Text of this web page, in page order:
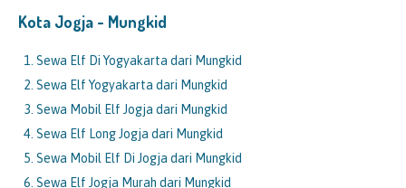
Kota Jogja - Mungkid
Sewa Elf Di Yogyakarta dari Mungkid
Sewa Elf Yogyakarta dari Mungkid
Sewa Mobil Elf Jogja dari Mungkid
Sewa Elf Long Jogja dari Mungkid
Sewa Mobil Elf Di Jogja dari Mungkid
Sewa Elf Jogja Murah dari Mungkid